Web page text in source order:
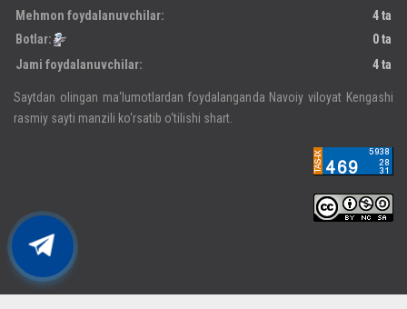
Mehmon foydalanuvchilar:
4 ta
Botlar:
0 ta
Jami foydalanuvchilar:
4 ta
Saytdan olingan ma‘lumotlardan foydalanganda Navoiy viloyat Kengashi
rasmiy sayti manzili ko‘rsatib o‘tilishi shart.